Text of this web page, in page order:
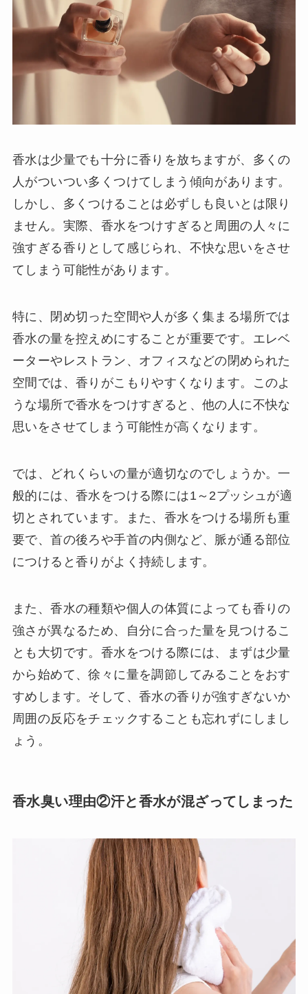
香水は少量でも十分に香りを放ちますが、多くの
人がついつい多くつけてしまう傾向があります。
しかし、多くつけることは必ずしも良いとは限り
ません。実際、香水をつけすぎると周囲の人々に
強すぎる香りとして感じられ、不快な思いをさせ
てしまう可能性があります。
特に、閉め切った空間や人が多く集まる場所では
香水の量を控えめにすることが重要です。エレベ
ーターやレストラン、オフィスなどの閉められた
空間では、香りがこもりやすくなります。このよ
うな場所で香水をつけすぎると、他の人に不快な
思いをさせてしまう可能性が高くなります。
では、どれくらいの量が適切なのでしょうか。一
般的には、香水をつける際には1～2プッシュが適
切とされています。また、香水をつける場所も重
要で、首の後ろや手首の内側など、脈が通る部位
につけると香りがよく持続します。
また、香水の種類や個人の体質によっても香りの
強さが異なるため、自分に合った量を見つけるこ
とも大切です。香水をつける際には、まずは少量
から始めて、徐々に量を調節してみることをおす
すめします。そして、香水の香りが強すぎないか
周囲の反応をチェックすることも忘れずにしまし
ょう。
香水臭い理由②汗と香水が混ざってしまった